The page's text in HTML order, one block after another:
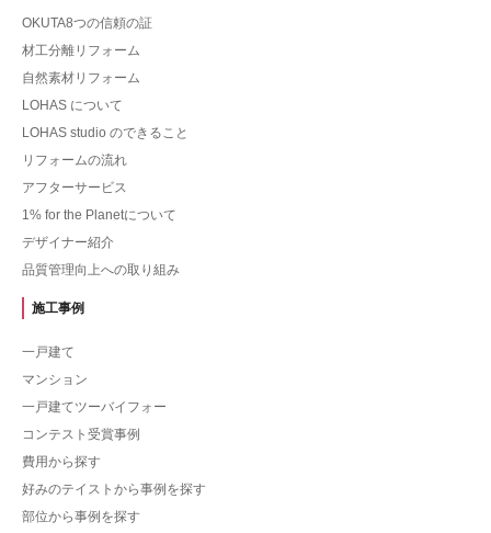
OKUTA8つの信頼の証
材工分離リフォーム
自然素材リフォーム
LOHAS について
LOHAS studio のできること
リフォームの流れ
アフターサービス
1% for the Planetについて
デザイナー紹介
品質管理向上への取り組み
施工事例
一戸建て
マンション
一戸建てツーバイフォー
コンテスト受賞事例
費用から探す
好みのテイストから事例を探す
部位から事例を探す